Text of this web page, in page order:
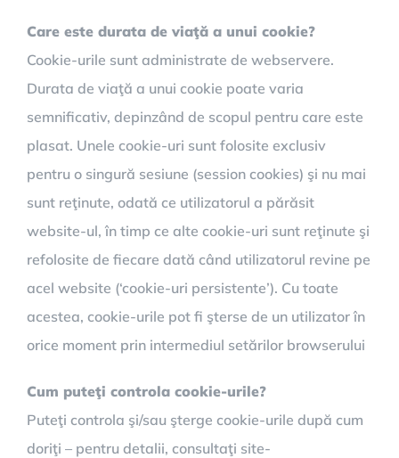
Care este durata de viaţă a unui cookie?
Cookie-urile sunt administrate de webservere.
Durata de viaţă a unui cookie poate varia
semnificativ, depinzând de scopul pentru care este
plasat. Unele cookie-uri sunt folosite exclusiv
pentru o singură sesiune (session cookies) şi nu mai
sunt reţinute, odată ce utilizatorul a părăsit
website-ul, în timp ce alte cookie-uri sunt reţinute şi
refolosite de fiecare dată când utilizatorul revine pe
acel website (‘cookie-uri persistente’). Cu toate
acestea, cookie-urile pot fi şterse de un utilizator în
orice moment prin intermediul setărilor browserului
Cum puteţi controla cookie-urile?
Puteţi controla şi/sau şterge cookie-urile după cum
doriţi – pentru detalii, consultaţi site-